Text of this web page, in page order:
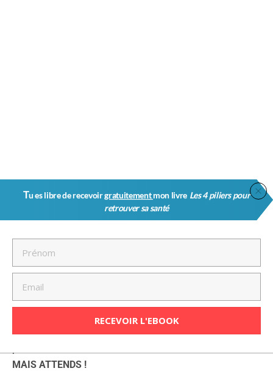
Oups ! La Page Que Tu As
Demandé N’existe Pas ! :)
Argh ! Malheureusement la page que tu recherche n’existe
MAIS ATTENDS !
Tu es libre de recevoirgratuitementmon livre Les 4 piliers pour
retrouver sa santé
RECEVOIR L'EBOOK